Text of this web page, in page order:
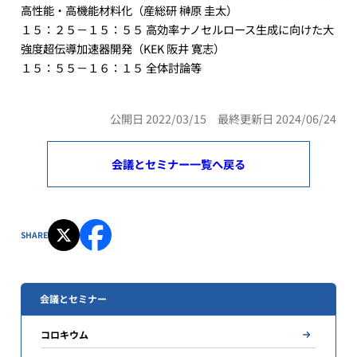
高性能・高機能材料化（産総研 榊原 圭太）
１５：２５－１５：５５ 高効率ナノセルロース生成に向けた大
強度超伝導加速器開発（KEK 阪井 寛志）
１５：５５－１６：１５ 全体討論等
公開日 2022/03/15 最終更新日 2024/06/24
会議とセミナー一覧へ戻る
SHARE
会議とセミナー
コロキウム